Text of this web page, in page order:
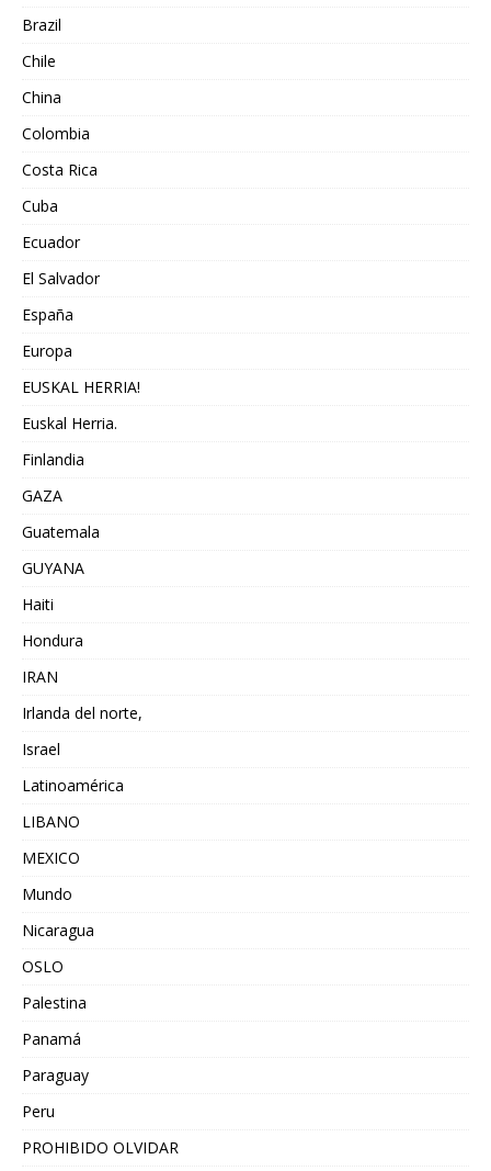
Brazil
Chile
China
Colombia
Costa Rica
Cuba
Ecuador
El Salvador
España
Europa
EUSKAL HERRIA!
Euskal Herria.
Finlandia
GAZA
Guatemala
GUYANA
Haiti
Hondura
IRAN
Irlanda del norte,
Israel
Latinoamérica
LIBANO
MEXICO
Mundo
Nicaragua
OSLO
Palestina
Panamá
Paraguay
Peru
PROHIBIDO OLVIDAR